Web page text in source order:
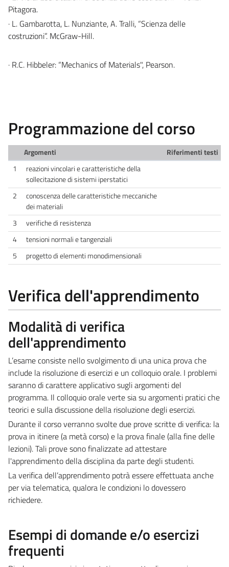
Pitagora.
· L. Gambarotta, L. Nunziante, A. Tralli, “Scienza delle
costruzioni”. McGraw-Hill.
· R.C. Hibbeler: “Mechanics of Materials", Pearson.
Programmazione del corso
Argomenti
Riferimenti testi
1
reazioni vincolari e caratteristiche della
sollecitazione di sistemi iperstatici
2
conoscenza delle caratteristiche meccaniche
dei materiali
3
verifiche di resistenza
4
tensioni normali e tangenziali
5
progetto di elementi monodimensionali
Verifica dell'apprendimento
Modalità di verifica
dell'apprendimento
L’esame consiste nello svolgimento di una unica prova che
include la risoluzione di esercizi e un colloquio orale. I problemi
saranno di carattere applicativo sugli argomenti del
programma. Il colloquio orale verte sia su argomenti pratici che
teorici e sulla discussione della risoluzione degli esercizi.
Durante il corso verranno svolte due prove scritte di verifica: la
prova in itinere (a metà corso) e la prova finale (alla fine delle
lezioni). Tali prove sono finalizzate ad attestare
l'apprendimento della disciplina da parte degli studenti.
La verifica dell’apprendimento potrà essere effettuata anche
per via telematica, qualora le condizioni lo dovessero
richiedere.
Esempi di domande e/o esercizi
frequenti